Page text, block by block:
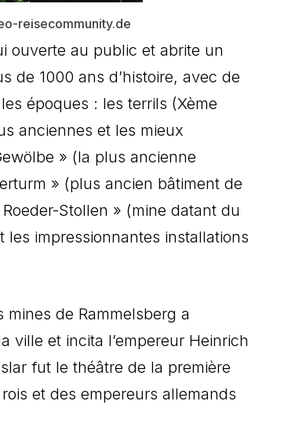
reisecommunity.de
ouverte au public et abrite un
de 1000 ans d’histoire, avec de
époques : les terrils (Xème
anciennes et les mieux
» (la plus ancienne
» (plus ancien bâtiment de
Stollen » (mine datant du
les impressionnantes installations
de Rammelsberg a
ville et incita l’empereur Heinrich
fut le théâtre de la première
et des empereurs allemands